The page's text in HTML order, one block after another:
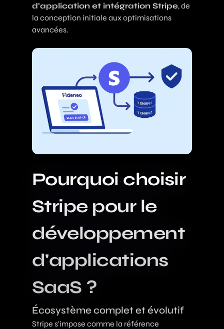
d'application et intégration Stripe, de
la conception initiale aux optimisations
avancées.
Pourquoi choisir
Stripe pour le
développement
d'applications
SaaS ?
Écosystème complet et évolutif
Stripe s'impose comme la référence